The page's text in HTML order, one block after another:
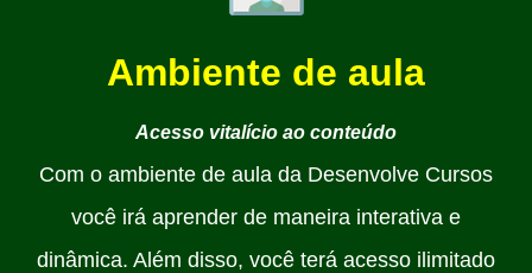
Ambiente de aula
Acesso vitalício ao conteúdo
Com o ambiente de aula da Desenvolve Cursos
você irá aprender de maneira interativa e
dinâmica. Além disso, você terá acesso ilimitado